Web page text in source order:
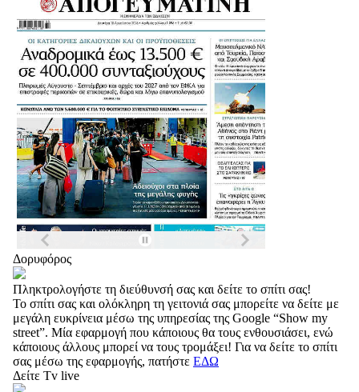
Δορυφόρος
Πληκτρολογήστε τη διεύθυνσή σας και δείτε το σπίτι σας!
Το σπίτι σας και ολόκληρη τη γειτονιά σας μπορείτε να δείτε με
μεγάλη ευκρίνεια μέσω της υπηρεσίας της Google “Show my
street”. Μία εφαρμογή που κάποιους θα τους ενθουσιάσει, ενώ
κάποιους άλλους μπορεί να τους τρομάξει! Για να δείτε το σπίτι
σας μέσω της εφαρμογής, πατήστε ΕΔΩ
Δείτε Tv live